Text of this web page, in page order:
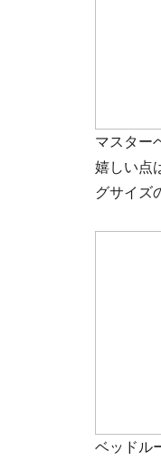
マスター
嬉しい点
グサイズ
ベッドル